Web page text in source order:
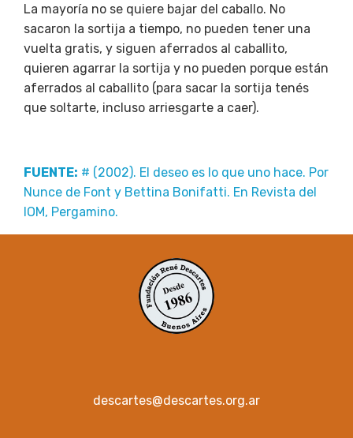
La mayoría no se quiere bajar del caballo. No
sacaron la sortija a tiempo, no pueden tener una
vuelta gratis, y siguen aferrados al caballito,
quieren agarrar la sortija y no pueden porque están
aferrados al caballito (para sacar la sortija tenés
que soltarte, incluso arriesgarte a caer).
FUENTE: # (2002). El deseo es lo que uno hace. Por
Nunce de Font y Bettina Bonifatti. En Revista del
IOM, Pergamino.
descartes@descartes.org.ar